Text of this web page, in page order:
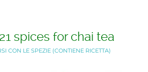
spices for chai tea
CON LE SPEZIE (CONTIENE RICETTA)